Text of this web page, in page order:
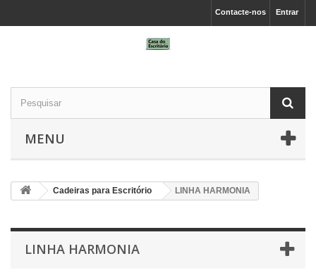
Entrar
Contacte-nos
MENU
Cadeiras para Escritório LINHA HARMONIA
LINHA HARMONIA